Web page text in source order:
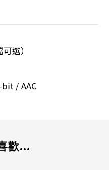
選）
/ AAC
歡...